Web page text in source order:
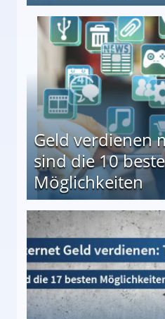
↻ Täglich neue Produkttests
Geld verdienen
sind die 10
Möglichkeiten
besten Möglichkeiten